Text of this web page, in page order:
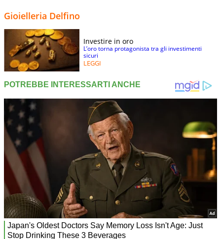
Gioielleria Delfino
Investire in oro
L’oro torna protagonista tra gli investimenti
sicuri
LEGGI